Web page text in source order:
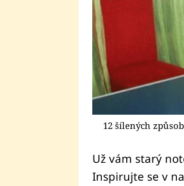
12 šílených
Už vám starý
Inspirujte se v